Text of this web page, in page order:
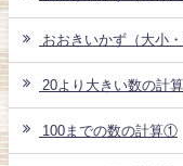
おおきいかず（大小・
20より大きい数の計算
100までの数の計算①